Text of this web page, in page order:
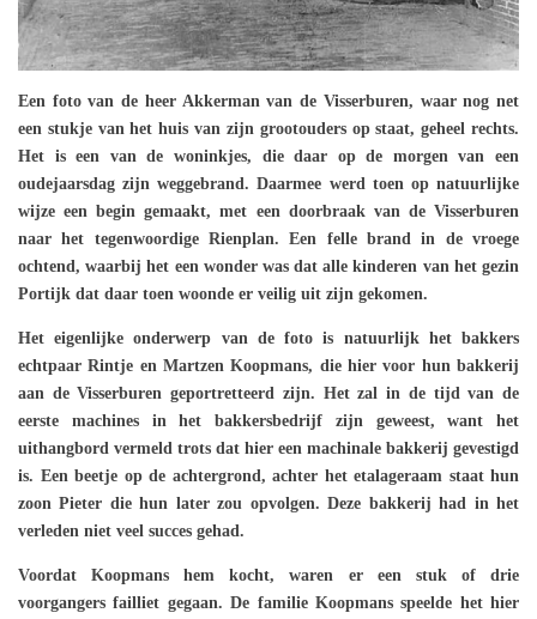
Een foto van de heer Akkerman van de Visserburen, waar nog net
een stukje van het huis van zijn grootouders op staat, geheel rechts.
Het is een van de woninkjes, die daar op de morgen van een
oudejaarsdag zijn weggebrand. Daarmee werd toen op natuurlijke
wijze een begin gemaakt, met een doorbraak van de Visserburen
naar het tegenwoordige Rienplan. Een felle brand in de vroege
ochtend, waarbij het een wonder was dat alle kinderen van het gezin
Portijk dat daar toen woonde er veilig uit zijn gekomen.
Het eigenlijke onderwerp van de foto is natuurlijk het bakkers
echtpaar Rintje en Martzen Koopmans, die hier voor hun bakkerij
aan de Visserburen geportretteerd zijn. Het zal in de tijd van de
eerste machines in het bakkersbedrijf zijn geweest, want het
uithangbord vermeld trots dat hier een machinale bakkerij gevestigd
is. Een beetje op de achtergrond, achter het etalageraam staat hun
zoon Pieter die hun later zou opvolgen. Deze bakkerij had in het
verleden niet veel succes gehad.
Voordat Koopmans hem kocht, waren er een stuk of drie
voorgangers failliet gegaan. De familie Koopmans speelde het hier